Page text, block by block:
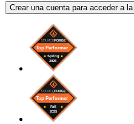
Crear una cuenta para acceder a